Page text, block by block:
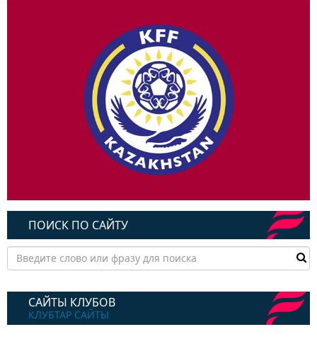
ПОИСК ПО САЙТУ
САЙТЫ КЛУБОВ
КЛУБТАР САЙТЫ